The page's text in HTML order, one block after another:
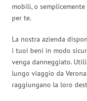
mobili, o
per te.
La nostra azienda
i tuoi beni in modo
venga danneggiato.
lungo viaggio da
raggiungano la loro